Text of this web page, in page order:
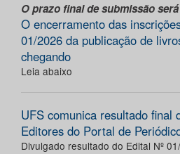
O prazo final de submissão
O encerramento das
01/2026 da publicação de
chegando
Leia abaixo
UFS comunica resultado final
Editores do Portal de
Divulgado resultado do Edital Nº